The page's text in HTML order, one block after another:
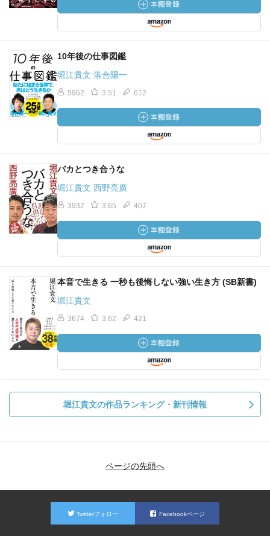
10年後の仕事図鑑
堀江貴文 落合陽一
5962 3.51 612
バカとつき合うな
堀江貴文 西野亮廣
3932 3.65 407
本音で生きる 一秒も後悔しない強い生き方 (SB新書)
堀江貴文
3674 3.62 421
堀江貴文の作品ランキング・新刊情報
ページの先頭へ
Twitterフォロー Facebookページ